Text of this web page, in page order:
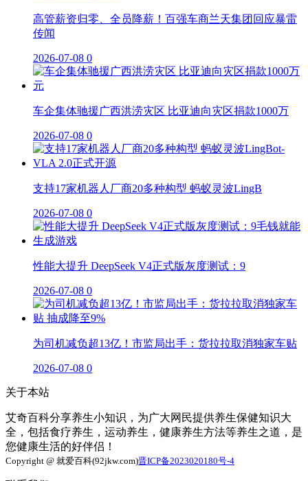
高管薪资归零、全员降薪！百强车商兰天集团回应暴雷
传闻
2026-07-08 0
车企集体驰援广西洪涝灾区 比亚迪向灾区捐款1000万
2026-07-08 0
支持17家机器人厂商20多种构型 蚂蚁灵波LingB
2026-07-08 0
性能大提升 DeepSeek V4正式版灰度测试：9
2026-07-08 0
为司机减负超13亿！市监局出手：货拉拉取消独家车贴
2026-07-08 0
关于本站
艾奇百科分享养生小知识，为广大网民提供养生保健知识大
全，包括食疗养生，运动养生，健康养生方法等养生之道，是
您健康生活的好伴侣！
Copyright @ 就爱百科(92jkw.com)晋ICP备2023020180号-4